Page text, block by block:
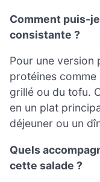
Comment puis-
consistante ?
Pour une version
protéines
grillé ou du tofu.
en un plat
déjeuner ou un
Quels
cette salade ?